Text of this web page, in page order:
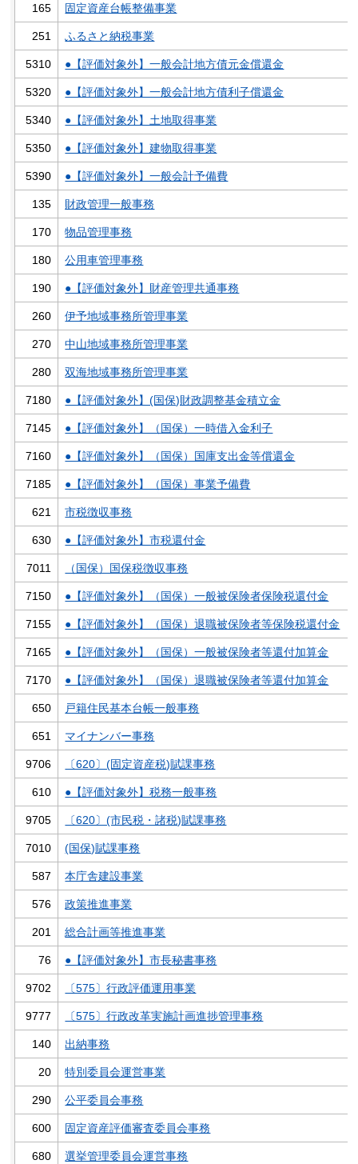
165 固定資産台帳整備事業
251 ふるさと納税事業
5310 ●【評価対象外】一般会計地方債元金償還金
5320 ●【評価対象外】一般会計地方債利子償還金
5340 ●【評価対象外】土地取得事業
5350 ●【評価対象外】建物取得事業
5390 ●【評価対象外】一般会計予備費
135 財政管理一般事務
170 物品管理事務
180 公用車管理事務
190 ●【評価対象外】財産管理共通事務
260 伊予地域事務所管理事業
270 中山地域事務所管理事業
280 双海地域事務所管理事業
7180 ●【評価対象外】(国保)財政調整基金積立金
7145 ●【評価対象外】（国保）一時借入金利子
7160 ●【評価対象外】（国保）国庫支出金等償還金
7185 ●【評価対象外】（国保）事業予備費
621 市税徴収事務
630 ●【評価対象外】市税還付金
7011 （国保）国保税徴収事務
7150 ●【評価対象外】（国保）一般被保険者保険税還付金
7155 ●【評価対象外】（国保）退職被保険者等保険税還付金
7165 ●【評価対象外】（国保）一般被保険者等還付加算金
7170 ●【評価対象外】（国保）退職被保険者等還付加算金
650 戸籍住民基本台帳一般事務
651 マイナンバー事務
9706 〔620〕(固定資産税)賦課事務
610 ●【評価対象外】税務一般事務
9705 〔620〕(市民税・諸税)賦課事務
7010 (国保)賦課事務
587 本庁舎建設事業
576 政策推進事業
201 総合計画等推進事業
76 ●【評価対象外】市長秘書事務
9702 〔575〕行政評価運用事業
9777 〔575〕行政改革実施計画進捗管理事務
140 出納事務
20 特別委員会運営事業
290 公平委員会事務
600 固定資産評価審査委員会事務
680 選挙管理委員会運営事務